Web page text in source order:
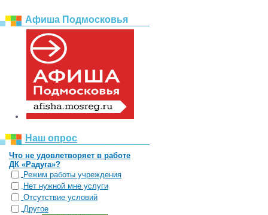
Афиша Подмосковья
Наш опрос
Что не удовлетворяет в работе
ДК «Радуга»?
Режим работы учреждения
Нет нужной мне услуги
Отсутствие условий
Другое